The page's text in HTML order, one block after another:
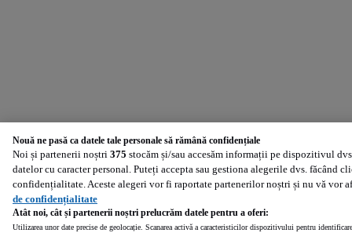
Nouă ne pasă ca datele tale personale să rămână confidențiale
Noi și partenerii noștri 375 stocăm și/sau accesăm informații pe dispozitivul
datelor cu caracter personal. Puteți accepta sau gestiona alegerile dvs. făcând
confidențialitate. Aceste alegeri vor fi raportate partenerilor noștri și nu vă vor
de confidențialitate
Atât noi, cât și partenerii noștri prelucrăm datele pentru a oferi:
Utilizarea unor date precise de geolocație. Scanarea activă a caracteristicilor dispozitivului pentru